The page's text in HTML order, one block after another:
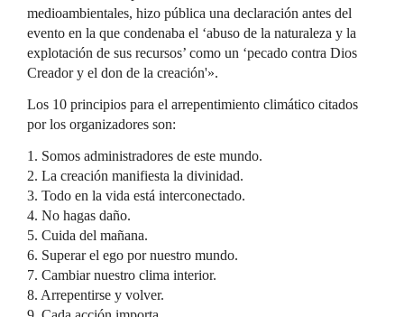
medioambientales, hizo pública una declaración antes del
evento en la que condenaba el ‘abuso de la naturaleza y la
explotación de sus recursos’ como un ‘pecado contra Dios
Creador y el don de la creación'».
Los 10 principios para el arrepentimiento climático citados
por los organizadores son:
1. Somos administradores de este mundo.
2. La creación manifiesta la divinidad.
3. Todo en la vida está interconectado.
4. No hagas daño.
5. Cuida del mañana.
6. Superar el ego por nuestro mundo.
7. Cambiar nuestro clima interior.
8. Arrepentirse y volver.